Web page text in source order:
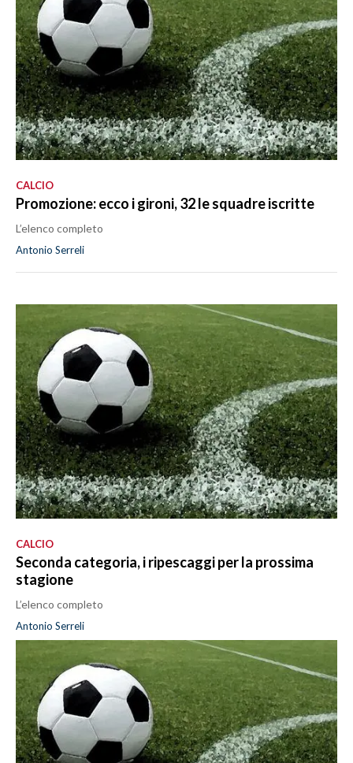
CALCIO
Promozione: ecco i gironi, 32 le squadre iscritte
L’elenco completo
Antonio Serreli
CALCIO
Seconda categoria, i ripescaggi per la prossima
stagione
L’elenco completo
Antonio Serreli